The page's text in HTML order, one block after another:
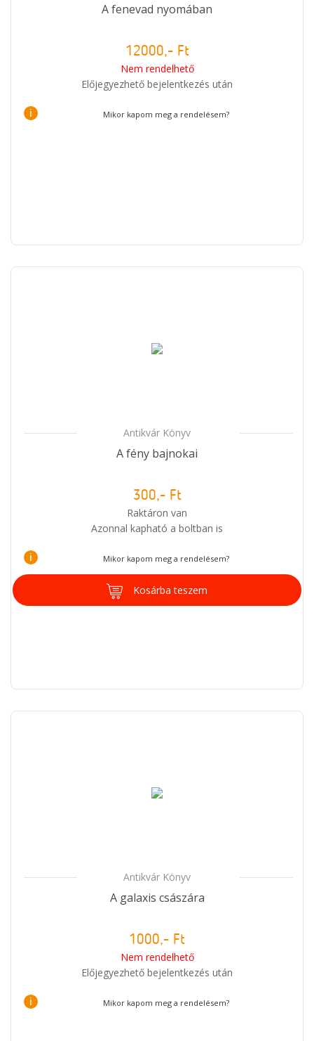
A fenevad nyomában
12000,- Ft
Nem rendelhető
Előjegyezhető bejelentkezés után
i Mikor kapom meg a rendelésem?
Antikvár Könyv
A fény bajnokai
300,- Ft
Raktáron van
Azonnal kapható a boltban is
i Mikor kapom meg a rendelésem?
Kosárba teszem
Antikvár Könyv
A galaxis császára
1000,- Ft
Nem rendelhető
Előjegyezhető bejelentkezés után
i Mikor kapom meg a rendelésem?